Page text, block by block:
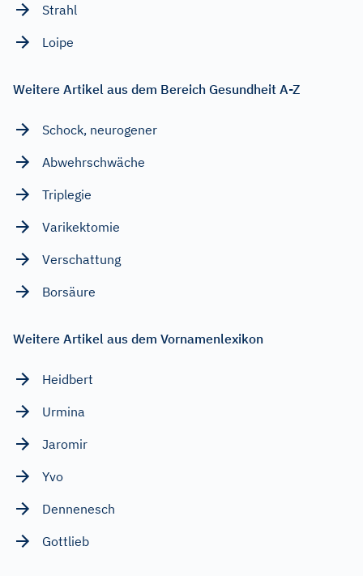
Strahl
Loipe
Weitere Artikel aus dem Bereich Gesundheit A-Z
Schock, neurogener
Abwehrschwäche
Triplegie
Varikektomie
Verschattung
Borsäure
Weitere Artikel aus dem Vornamenlexikon
Heidbert
Urmina
Jaromir
Yvo
Dennenesch
Gottlieb